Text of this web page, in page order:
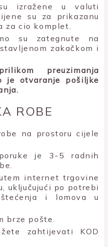
izražene u valuti
su za prikazanu
za cio komplet.
su zategnute na
zakačkom i
preuzimanja
je otvaranje pošiljke
ROBE
na prostoru cijele
je 3-5 radnih
internet trgovine
uključujući po potrebi
i lomova u
brze pošte.
zahtijevati KOD